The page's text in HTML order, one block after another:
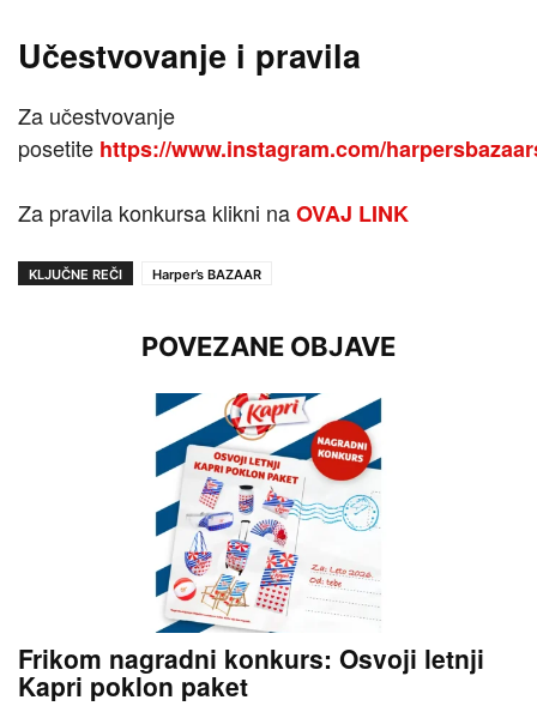
Učestvovanje i pravila
Za učestvovanje
posetite https://www.instagram.com/
Za pravila konkursa klikni naOVAJ LINK
KLJUČNE REČI Harper’s BAZAAR
POVEZANE OBJAVE
Frikom nagradni konkurs: Osvoji letnji
Kapri poklon paket